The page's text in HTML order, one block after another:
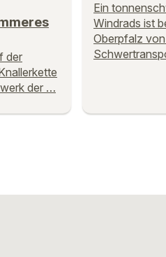
der
der …
Ein
Windrads ist
Oberpfalz